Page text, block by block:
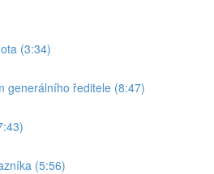
(3:34)
generálního ředitele (8:47)
(5:56)